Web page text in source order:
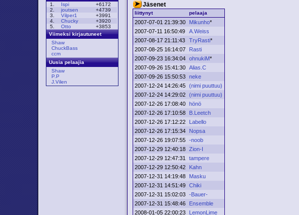
1.
Ispi
+6172
2.
joutsen
+4739
3.
Vilper1
+3991
4.
Chucky
+3920
5.
Otto
+3853
Viimeksi kirjautuneet
Shaw
ChuckBass
ccm
Uusia pelaajia
Shaw
P.P
J.Vilen
Jäsenet
liittynyt pelaaja
2007-07-01 21:39:30 Mikunho*
2007-07-11 16:50:49
A.Weiss
2007-08-17 21:11:43
TryRasti*
2007-08-25 16:14:07
Rasti
2007-09-23 16:34:04 ohnukiM*
2007-09-26 15:41:30 Alias.C
2007-09-26 15:50:53 neke
2007-12-24 14:26:45 (nimi puuttuu)
2007-12-24 14:29:02 (nimi puuttuu)
2007-12-26 17:08:40 hönö
2007-12-26 17:10:58
B.Leetch
2007-12-26 17:12:22
Labello
2007-12-26 17:15:34
Nopsa
2007-12-26 19:07:55 -noob
2007-12-29 12:40:18 Zion-I
2007-12-29 12:47:31
tampere
2007-12-29 12:50:42
Kahn
2007-12-31 14:19:48
Masku
2007-12-31 14:51:49 Chiki
2007-12-31 15:02:03 -Bauer-
2007-12-31 15:48:46
Ensemble
2008-01-05 22:00:23
LemonLime